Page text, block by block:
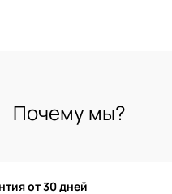
Почему мы?
от 30 дней